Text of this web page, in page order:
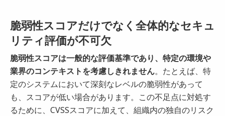
脆弱性スコアだけでなく全体的なセキュ
リティ評価が不可欠
脆弱性スコアは一般的な評価基準であり、特定の環境や
業界のコンテキストを考慮しきれません。たとえば、特
定のシステムにおいて深刻なレベルの脆弱性があって
も、スコアが低い場合があります。この不足点に対処す
るために、CVSSスコアに加えて、組織内の独自のリスク